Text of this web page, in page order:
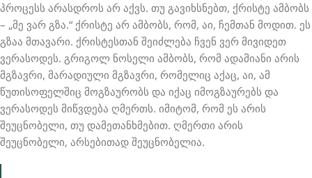
პროცესს არასდროს არ აქვს. თუ გავიხსნებთ, ქრისტე ამბობს
– „მე ვარ გზა.“ ქრისტე არ ამბობს, რომ, აი, ჩემთან მოდით. ეს
გზაა მთავარი. ქრისტესთან შეიძლება ჩვენ ვერ მივიდეთ
ვერასოდეს. გრიგოლ ნოსელი ამბობს, რომ ადამიანი არის
მგზავრი, მარადიული მგზავრი, რომელიც აქაც, აი, ამ
წუთისოფელშიც მოგზაურობს და იქაც იმოგზაურებს და
ვერასოდეს მიწვდება ღმერთს. იმიტომ, რომ ეს არის
შეუცნობელი, თუ დამეთანხმებით. ღმერთი არის
შეუცნობელი, არსებითად შეუცნობელია.